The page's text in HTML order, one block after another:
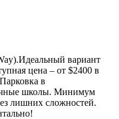
вариант
цена – от $2400 в
в
школы. Минимум
лишних сложностей.